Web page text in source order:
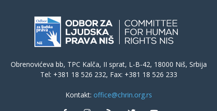
Obrenovićeva bb, TPC Kalča, II sprat, L-B-42, 18000 Niš, Srbija
Tel: +381 18 526 232, Fax: +381 18 526 233
Kontakt: office@chrin.org.rs